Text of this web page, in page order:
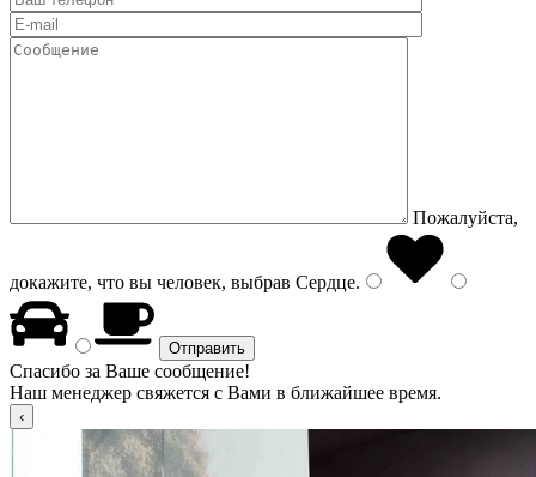
Пожалуйста,
докажите, что вы человек, выбрав Сердце.
Спасибо за Ваше сообщение!
Наш менеджер свяжется с Вами в ближайшее время.